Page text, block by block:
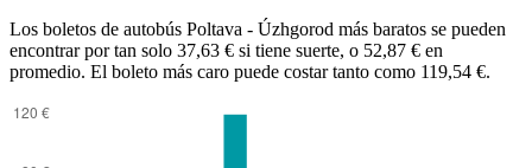
Poltava
Los boletos de autobús Poltava - Úzhgorod más baratos se pueden
encontrar por tan solo 37,63 € si tiene suerte, o 52,87 € en
promedio. El boleto más caro puede costar tanto como 119,54 €.